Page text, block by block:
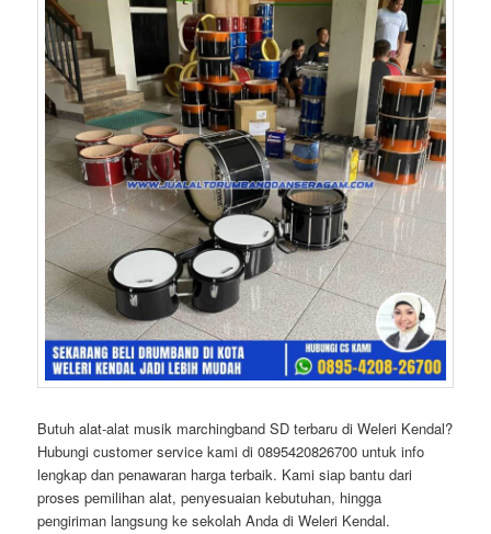
Butuh alat-alat musik marchingband SD terbaru di Weleri Kendal?
Hubungi customer service kami di 0895420826700 untuk info
lengkap dan penawaran harga terbaik. Kami siap bantu dari
proses pemilihan alat, penyesuaian kebutuhan, hingga
pengiriman langsung ke sekolah Anda di Weleri Kendal.